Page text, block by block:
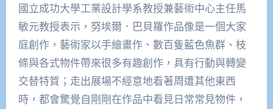
國立成功大學工業設計學系教授兼藝術中心主任馬
敏元教授表示，努埃爾．巴貝羅作品像是一個大家
庭創作，藝術家以手繪畫作、數百隻藍色魚群、枝
條與各式物件帶來很多有趣創作，具有行動與轉變
交替特質；走出展場不經意地看著周遭其他東西
時，都會驚覺自剛剛在作品中看見日常常見物件，